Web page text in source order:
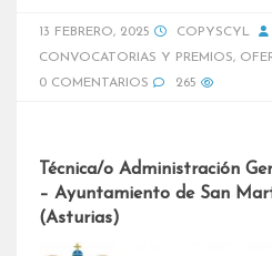
13 FEBRERO, 2025
COPYSCYL
CONVOCATORIAS Y PREMIOS,
0 COMENTARIOS
265
Técnica/o Administración
– Ayuntamiento de San
(Asturias)